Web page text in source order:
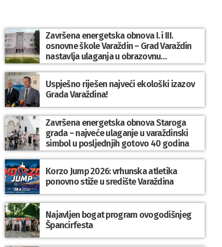
Završena energetska obnova I. i III.
osnovne škole Varaždin – Grad Varaždin
nastavlja ulaganja u obrazovnu
infrastrukturu
Uspješno riješen najveći ekološki izazov
Grada Varaždina!
Završena energetska obnova Staroga
grada – najveće ulaganje u varaždinski
simbol u posljednjih gotovo 40 godina
Korzo Jump 2026: vrhunska atletika
ponovno stiže u središte Varaždina
Najavljen bogat program ovogodišnjeg
Špancirfesta